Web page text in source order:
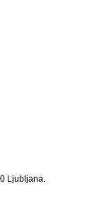
Ljubljana.